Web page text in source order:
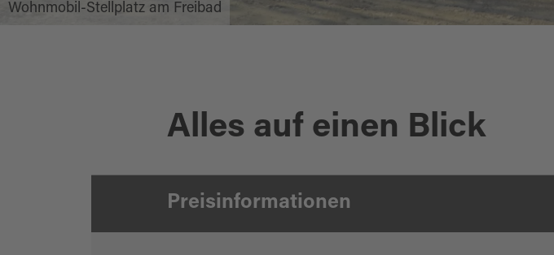
Wohnmobil-Stellplatz am Freibad
Alles auf einen Blick
Preisinformationen